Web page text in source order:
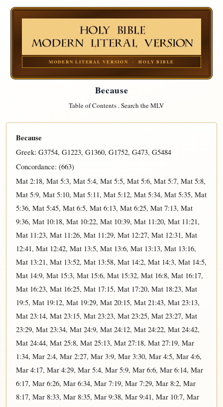
MODERN LITERAL VERSION · HOLY BIBLE
Because
Table of Contents.Search the MLV
Because
Greek: G3754, G1223, G1360, G1752, G473, G5484
Concordance: (663)
Mat 2:18, Mat 5:3, Mat 5:4, Mat 5:5, Mat 5:6, Mat 5:7, Mat 5:8,
Mat 5:9, Mat 5:10, Mat 5:11, Mat 5:12, Mat 5:34, Mat 5:35, Mat
5:36, Mat 5:45, Mat 6:5, Mat 6:13, Mat 6:25, Mat 7:13, Mat
9:36, Mat 10:18, Mat 10:22, Mat 10:39, Mat 11:20, Mat 11:21,
Mat 11:23, Mat 11:26, Mat 11:29, Mat 12:27, Mat 12:31, Mat
12:41, Mat 12:42, Mat 13:5, Mat 13:6, Mat 13:13, Mat 13:16,
Mat 13:21, Mat 13:52, Mat 13:58, Mat 14:2, Mat 14:3, Mat 14:5,
Mat 14:9, Mat 15:3, Mat 15:6, Mat 15:32, Mat 16:8, Mat 16:17,
Mat 16:23, Mat 16:25, Mat 17:15, Mat 17:20, Mat 18:23, Mat
19:5, Mat 19:12, Mat 19:29, Mat 20:15, Mat 21:43, Mat 23:13,
Mat 23:14, Mat 23:15, Mat 23:23, Mat 23:25, Mat 23:27, Mat
23:29, Mat 23:34, Mat 24:9, Mat 24:12, Mat 24:22, Mat 24:42,
Mat 24:44, Mat 25:8, Mat 25:13, Mat 27:18, Mat 27:19, Mar
1:34, Mar 2:4, Mar 2:27, Mar 3:9, Mar 3:30, Mar 4:5, Mar 4:6,
Mar 4:17, Mar 4:29, Mar 5:4, Mar 5:9, Mar 6:6, Mar 6:14, Mar
6:17, Mar 6:26, Mar 6:34, Mar 7:19, Mar 7:29, Mar 8:2, Mar
8:17, Mar 8:33, Mar 8:35, Mar 9:38, Mar 9:41, Mar 10:7, Mar